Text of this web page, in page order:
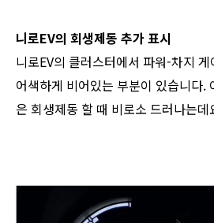
니로EV의 회생제동 추가 표시
니로EV의 클러스터에서 파워-차지
어색하게 비어있는 부분이 있습니다.
은 회생제동 할 때 비로소 드러나는데